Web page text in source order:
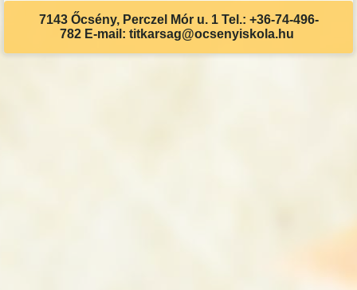
7143 Őcsény, Perczel Mór u. 1 Tel.: +36-74-496-
782 E-mail: titkarsag@ocsenyiskola.hu